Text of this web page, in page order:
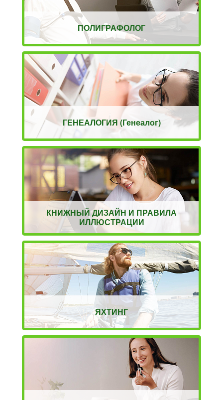
ПОЛИГРАФОЛОГ
ГЕНЕАЛОГИЯ (Генеалог)
КНИЖНЫЙ ДИЗАЙН И ПРАВИЛА
ИЛЛЮСТРАЦИИ
ЯХТИНГ